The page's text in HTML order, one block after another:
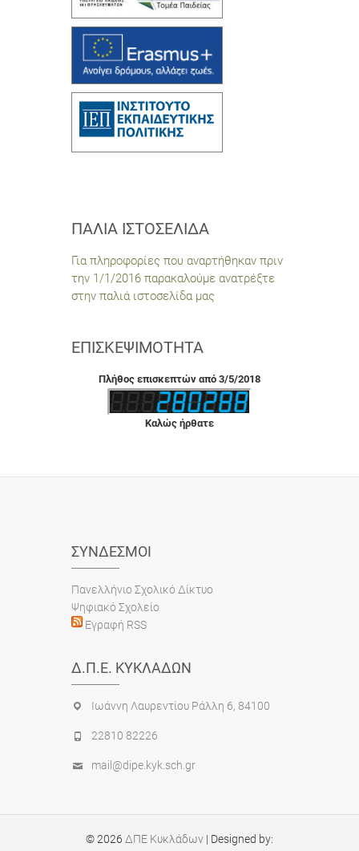
ΠΑΛΙΆ ΙΣΤΟΣΕΛΊΔΑ
Για πληροφορίες που αναρτήθηκαν πριν
την 1/1/2016 παρακαλούμε ανατρέξτε
στην παλιά ιστοσελίδα μας
ΕΠΙΣΚΕΨΙΜΌΤΗΤΑ
Πλήθος επισκεπτών από 3/5/2018
Καλώς ήρθατε
ΣΎΝΔΕΣΜΟΙ
Πανελλήνιο Σχολικό Δίκτυο
Ψηφιακό Σχολείο
Εγραφή RSS
Δ.Π.Ε. ΚΥΚΛΆΔΩΝ
Ιωάννη Λαυρεντίου Ράλλη 6, 84100
22810 82226
mail@dipe.kyk.sch.gr
© 2026 ΔΠΕ Κυκλάδων | Designed by: